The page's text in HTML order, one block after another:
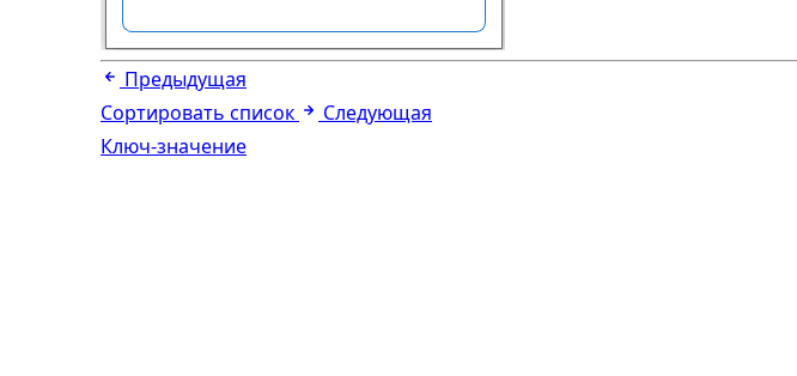
Предыдущая
Сортировать список
Следующая
Ключ-значение